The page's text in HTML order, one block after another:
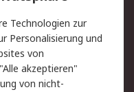
Technologien zur
Personalisierung und
von
akzeptieren"
von nicht-